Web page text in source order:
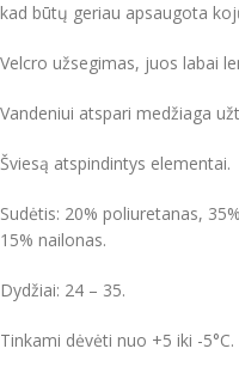
kad būtų geriau apsaugota
Velcro užsegimas, juos labai
Vandeniui atspari medžiaga
Šviesą atspindintys elementai.
Sudėtis: 20% poliuretanas,
15% nailonas.
Dydžiai: 24 – 35.
Tinkami dėvėti nuo +5 iki -5°C.